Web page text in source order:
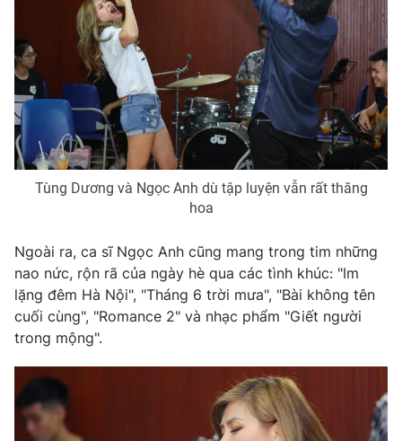
Liên hệ tòa soạn English
THỜI BÁO VTV
Theo dõi báo trên
Cơ quan chủ quản:Đài Truyền hình Việt Nam
Cơ quan báo chí:
cấp ngày 29/12/2023
Tổng Biên tập:
Phó Tổng Biên tập:
Nguyễn Thị Mỹ Hạnh, Phạm Quốc Thắng,
Tùng Dương và Ngọc Anh dù tập luyện vẫn rất thăng
hoa
Ngoài ra, ca sĩ Ngọc Anh cũng mang trong tim những
nao nức, rộn rã của ngày hè qua các tình khúc: "Im
lặng đêm Hà Nội", "Tháng 6 trời mưa", "Bài không tên
cuối cùng", "Romance 2" và nhạc phẩm "Giết người
trong mộng".